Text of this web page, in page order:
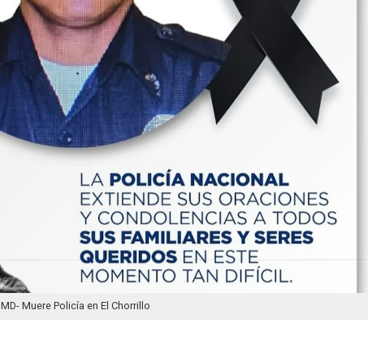
MD- Muere Policía en El Chorrillo